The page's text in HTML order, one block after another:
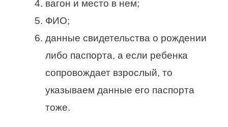
вагон и место в нем;
ФИО;
данные свидетельства о рождении
либо паспорта, а если ребенка
сопровождает взрослый, то
указываем данные его паспорта
тоже.